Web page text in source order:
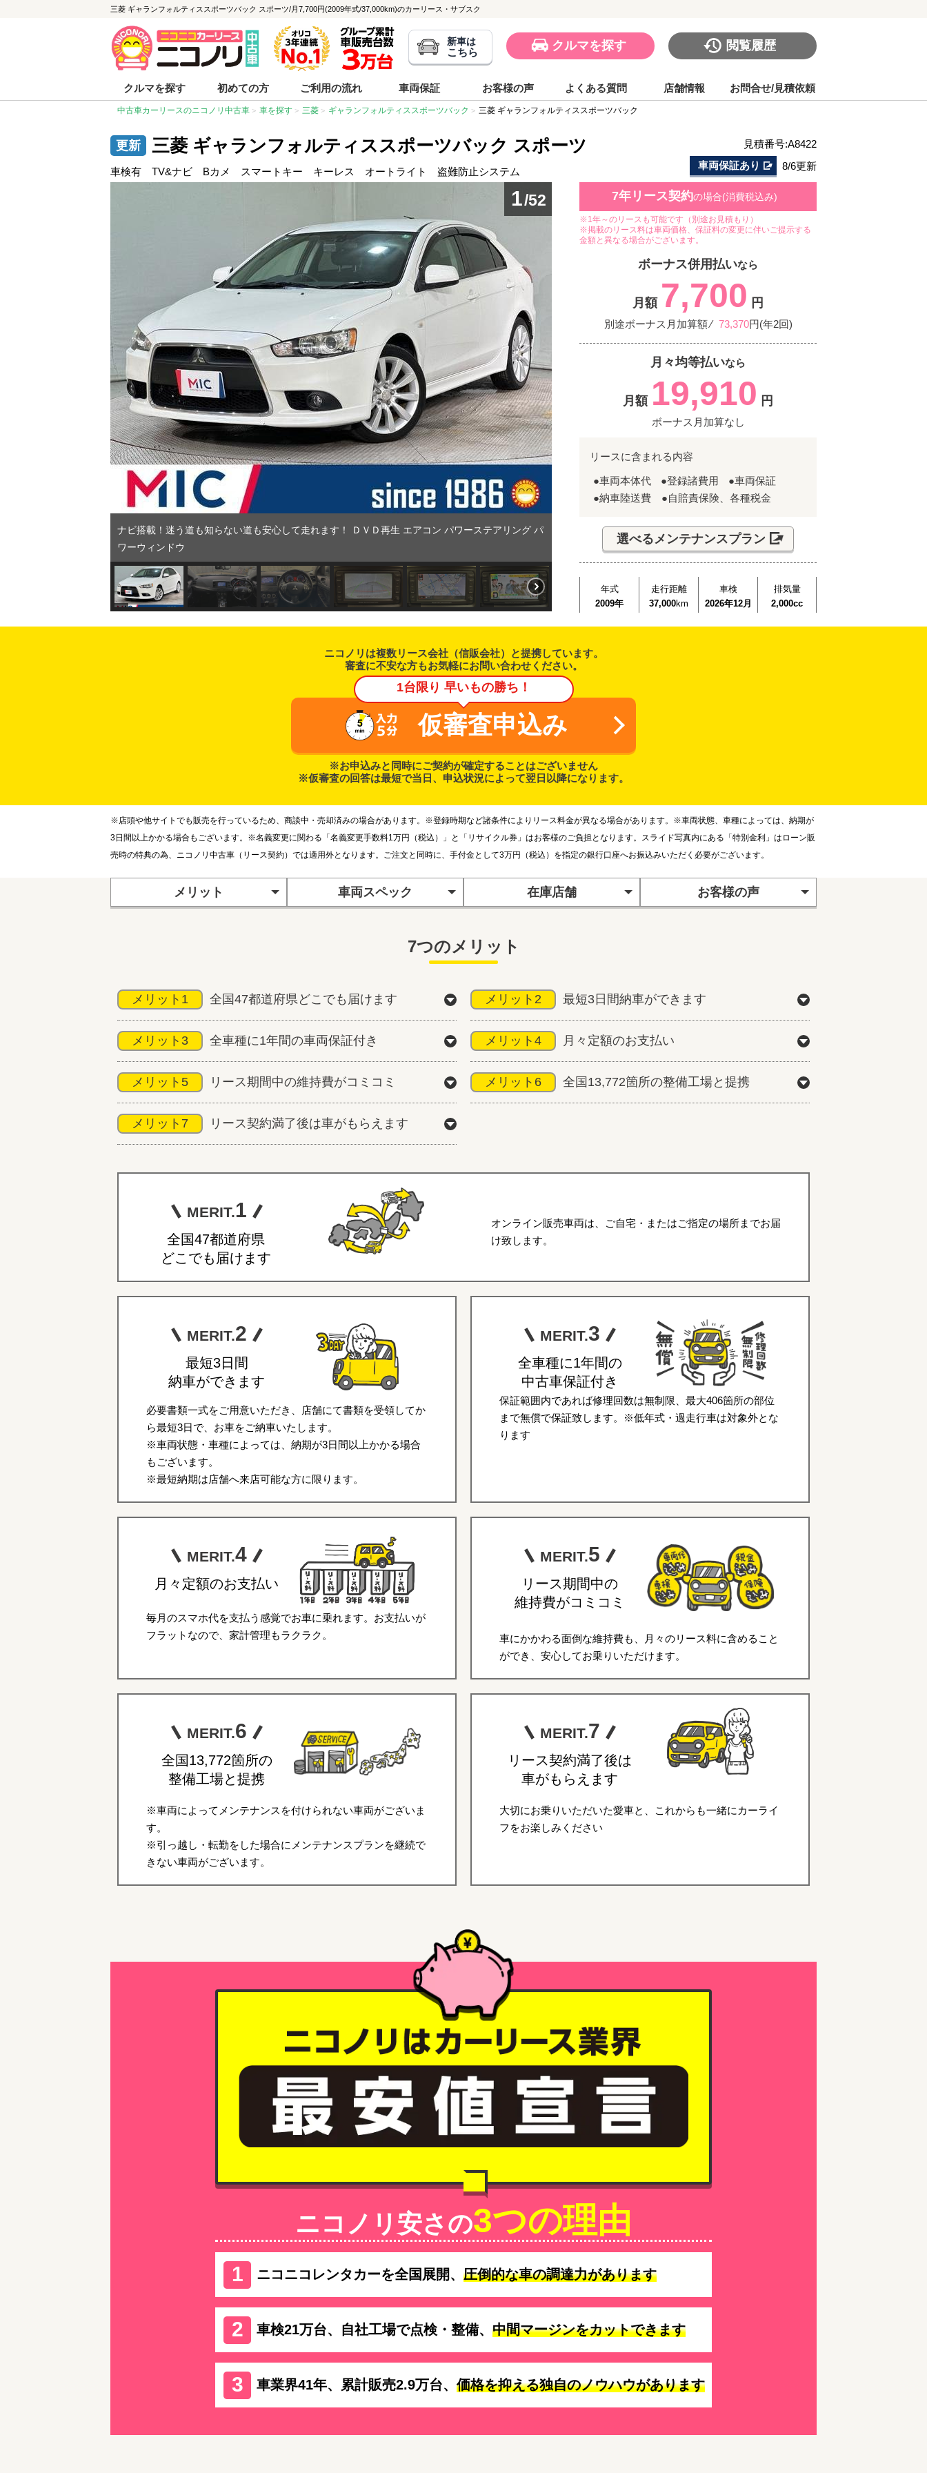
三菱 ギャランフォルティススポーツバック スポーツ/月7,700円(2009年式/37,000km)のカーリース・サブスク
新車は
こちら クルマを探す 閲覧履歴
クルマを探す 初めての方 ご利用の流れ 車両保証 お客様の声 よくある質問 店舗情報 お問合せ/見積依頼
中古車カーリースのニコノリ中古車 車を探す 三菱 ギャランフォルティススポーツバック 三菱 ギャランフォルティススポーツバック
三菱 ギャランフォルティススポーツバック スポーツ 見積番号:A8422
車検有 TV&ナビ Bカメ スマートキー キーレス オートライト 盗難防止システム
車両保証あり 8/6更新
1/52
ナビ搭載！迷う道も知らない道も安心して走れます！ ＤＶＤ再生 エアコン パワーステアリング パ
ワーウィンドウ
7年リース契約の場合(消費税込み)
※1年～のリースも可能です（別途お見積もり）
※掲載のリース料は車両価格、保証料の変更に伴いご提示する
金額と異なる場合がございます。
ボーナス併用払いなら
月額 7,700 円
別途ボーナス月加算額 ⁄ 73,370円(年2回)
月々均等払いなら
月額 19,910 円
ボーナス月加算なし
リースに含まれる内容
●車両本体代 ●登録諸費用
●車両保証
●納車陸送費 ●自賠責保険、各種税金
選べるメンテナンスプラン
年式
2009年
走行距離
37,000km
車検
2026年12月
排気量
2,000cc
ニコノリは複数リース会社（信販会社）と提携しています。
審査に不安な方もお気軽にお問い合わせください。
1台限り 早いもの勝ち！
仮審査申込み
※お申込みと同時にご契約が確定することはございません
※仮審査の回答は最短で当日、申込状況によって翌日以降になります。
※店頭や他サイトでも販売を行っているため、商談中・売却済みの場合があります。※登録時期など諸条件によりリース料金が異なる場合があります。※車両状態、車種によっては、納期が
3日間以上かかる場合もございます。※名義変更に関わる「名義変更手数料1万円（税込）」と「リサイクル券」はお客様のご負担となります。スライド写真内にある「特別金利」はローン販
売時の特典の為、ニコノリ中古車（リース契約）では適用外となります。ご注文と同時に、手付金として3万円（税込）を指定の銀行口座へお振込みいただく必要がございます。
メリット 車両スペック 在庫店舗 お客様の声
7つのメリット
メリット1 全国47都道府県どこでも届けます メリット2 最短3日間納車ができます
メリット3 全車種に1年間の車両保証付き メリット4 月々定額のお支払い
メリット5 リース期間中の維持費がコミコミ メリット6 全国13,772箇所の整備工場と提携
メリット7 リース契約満了後は車がもらえます
MERIT.1
全国47都道府県
どこでも届けます
オンライン販売車両は、ご自宅・またはご指定の場所までお届
け致します。
MERIT.2
最短3日間
納車ができます
必要書類一式をご用意いただき、店舗にて書類を受領してか
ら最短3日で、お車をご納車いたします。
※車両状態・車種によっては、納期が3日間以上かかる場合
もございます。
※最短納期は店舗へ来店可能な方に限ります。
MERIT.3
全車種に1年間の
中古車保証付き
保証範囲内であれば修理回数は無制限、最大406箇所の部位
まで無償で保証致します。※低年式・過走行車は対象外とな
ります
MERIT.4
月々定額のお支払い
毎月のスマホ代を支払う感覚でお車に乗れます。お支払いが
フラットなので、家計管理もラクラク。
MERIT.5
リース期間中の
維持費がコミコミ
車にかかわる面倒な維持費も、月々のリース料に含めること
ができ、安心してお乗りいただけます。
MERIT.6
全国13,772箇所の
整備工場と提携
※車両によってメンテナンスを付けられない車両がございま
す。
※引っ越し・転勤をした場合にメンテナンスプランを継続で
きない車両がございます。
MERIT.7
リース契約満了後は
車がもらえます
大切にお乗りいただいた愛車と、これからも一緒にカーライ
フをお楽しみください
ニコノリ安さの3つの理由
ニコニコレンタカーを全国展開、 圧倒的な車の調達力があります
車検21万台、自社工場で点検・整備、 中間マージンをカットできます
車業界41年、累計販売2.9万台、 価格を抑える独自のノウハウがあります